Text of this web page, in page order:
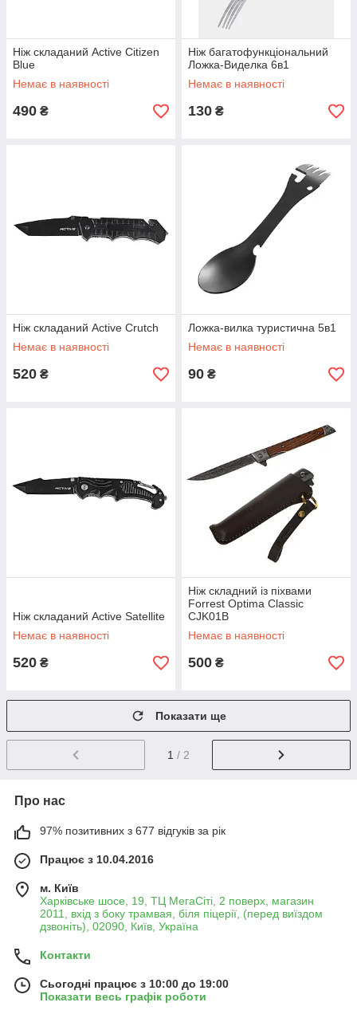
Ніж складаний Active Citizen
Blue
Немає в наявності
490 ₴
Ніж багатофункціональний
Ложка-Виделка 6в1
Немає в наявності
130 ₴
Ніж складаний Active Crutch
Немає в наявності
520 ₴
Ложка-вилка туристична 5в1
Немає в наявності
90 ₴
Ніж складаний Active Satellite
Немає в наявності
520 ₴
Ніж складний із піхвами
Forrest Optima Classic
CJK01B
Немає в наявності
500 ₴
Показати ще
1 / 2
Про нас
97% позитивних з 677 відгуків за рік
Працює з 10.04.2016
м. Київ
Харківське шосе, 19, ТЦ МегаСіті, 2 поверх, магазин
2011, вхід з боку трамвая, біля піцерії, (перед виїздом
дзвоніть), 02090, Київ, Україна
Контакти
Сьогодні працює з 10:00 до 19:00
Показати весь графік роботи